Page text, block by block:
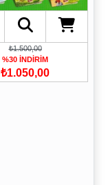
₺1.500,00
%30 İNDİRİM
₺1.050,00